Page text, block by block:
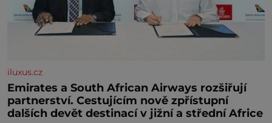
iluxus.cz
Emirates a South African Airways rozšiřují
partnerství. Cestujícím nově zpřístupní
dalších devět destinací v jižní a střední Africe